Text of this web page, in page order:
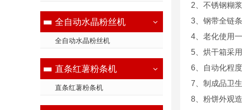
全自动水晶粉丝机
全自动水晶粉丝机
直条红薯粉条机
直条红薯粉条机
2、不锈钢糊
3、钢带全链
4、老化使用
5、烘干箱采
6、自动化程
7、制成品卫
8、粉饼外观